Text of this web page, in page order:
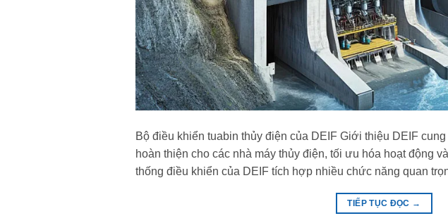
Bộ điều khiển tuabin thủy điện của DEIF Giới thiệu DEIF
hoàn thiện cho các nhà máy thủy điện, tối ưu hóa hoạt động
thống điều khiển của DEIF tích hợp nhiều chức năng quan
TIẾP TỤC ĐỌC →